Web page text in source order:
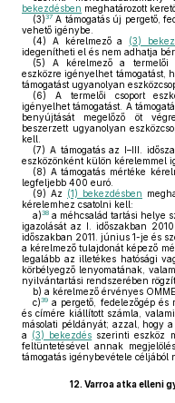
bekezdésben meghatározott
(3)37 A támogatás új pergető,
vehető igénybe.
(4) A kérelmező a (3)
idegenítheti el és nem adhatja
(5) A kérelmező a termelői
eszközre igényelhet támogatást,
támogatást ugyanolyan
(6) A termelői csoport
igényelhet támogatást. A
benyújtását megelőző öt
beszerzett ugyanolyan
kell.
(7) A támogatás az I–III.
eszközönként külön kérelemmel
(8) A támogatás mértéke
legfeljebb 400 euró.
(9) Az (1) bekezdésben
kérelemhez csatolni kell:
a)38 a méhcsalád tartási helye
igazolását az I. időszakban
időszakban 2011. június 1-je és
a kérelmező tulajdonát képező
legalább az illetékes hatósági
körbélyegző lenyomatának,
nyilvántartási rendszerében
b) a kérelmező érvényes
c)39 a pergető, fedelezőgép és
és címére kiállított számla,
másolati példányát; azzal, hogy
a (3) bekezdés szerinti eszköz
feltüntetésével annak
támogatás igénybevétele céljából
12. Varroa atka elleni